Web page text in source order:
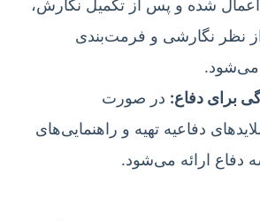
اعمال شده و پس از تکمیل نگارش،
از نظر نگارشی و فرمت‌بندی
می‌شود.
برای دفاع: در صورت
دفاعیه تهیه و راهنمایی‌های
دفاع ارائه می‌شود.